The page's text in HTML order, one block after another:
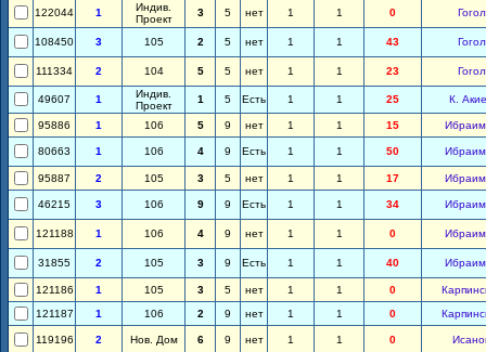
122044 1
Индив.
Проект
3 5 нет 1 1 0
108450 3 105 2 5 нет 1 1 43
111334 2 104 5 5 нет 1 1 23
49607 1
Индив.
Проект
1 5 Есть 1 1 25 К.
95886 1 106 5 9 нет 1 1 15
80663 1 106 4 9 Есть 1 1 50
95887 2 105 3 5 нет 1 1 17
46215 3 106 9 9 Есть 1 1 34
121188 1 106 4 9 нет 1 1 0
31855 2 105 3 9 Есть 1 1 40
121186 1 105 3 5 нет 1 1 0
121187
1 106 2 9 нет 1 1 0
119196 2 Нов. Дом 6 9 нет 1 1 0